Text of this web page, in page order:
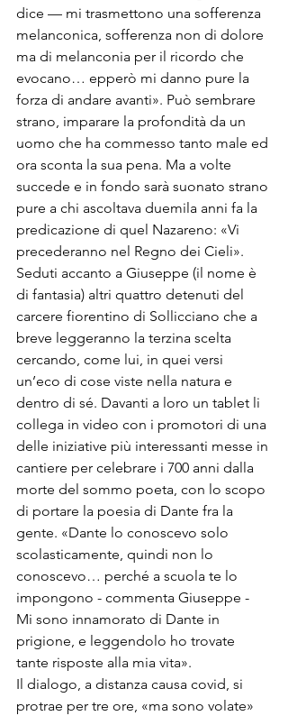
dice — mi trasmettono una sofferenza
melanconica, sofferenza non di dolore
ma di melanconia per il ricordo che
evocano… epperò mi danno pure la
forza di andare avanti». Può sembrare
strano, imparare la profondità da un
uomo che ha commesso tanto male ed
ora sconta la sua pena. Ma a volte
succede e in fondo sarà suonato strano
pure a chi ascoltava duemila anni fa la
predicazione di quel Nazareno: «Vi
precederanno nel Regno dei Cieli».
Seduti accanto a Giuseppe (il nome è
di fantasia) altri quattro detenuti del
carcere fiorentino di Sollicciano che a
breve leggeranno la terzina scelta
cercando, come lui, in quei versi
un’eco di cose viste nella natura e
dentro di sé. Davanti a loro un tablet li
collega in video con i promotori di una
delle iniziative più interessanti messe in
cantiere per celebrare i 700 anni dalla
morte del sommo poeta, con lo scopo
di portare la poesia di Dante fra la
gente. «Dante lo conoscevo solo
scolasticamente, quindi non lo
conoscevo… perché a scuola te lo
impongono - commenta Giuseppe -
Mi sono innamorato di Dante in
prigione, e leggendolo ho trovate
tante risposte alla mia vita».
Il dialogo, a distanza causa covid, si
protrae per tre ore, «ma sono volate»